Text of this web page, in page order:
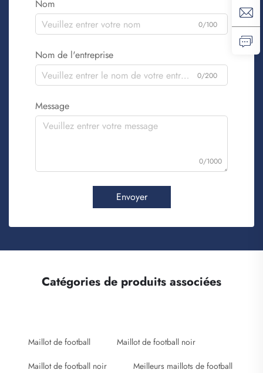
Nom
0/100
Nom de l'entreprise
0/200
Message
0/1000
Envoyer
Catégories de produits associées
Maillot de football Maillot de football noir
Maillot de football noir Meilleurs maillots de football